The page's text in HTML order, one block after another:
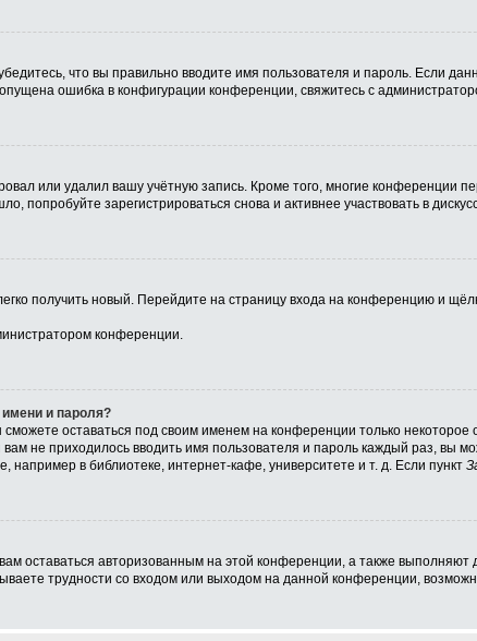
что вы правильно вводите имя пользователя и пароль. Если
ошибка в конфигурации конференции, свяжитесь с
или удалил вашу учётную запись. Кроме того, многие
зарегистрироваться снова и активнее участвовать в
получить новый. Перейдите на страницу входа на конференцию и
конференции.
и пароля?
сможете оставаться под своим именем на конференции только некоторое
не приходилось вводить имя пользователя и пароль каждый раз, вы
в библиотеке, интернет-кафе, университете и т. д. Если пункт
оставаться авторизованным на этой конференции, а также
трудности со входом или выходом на данной конференции,